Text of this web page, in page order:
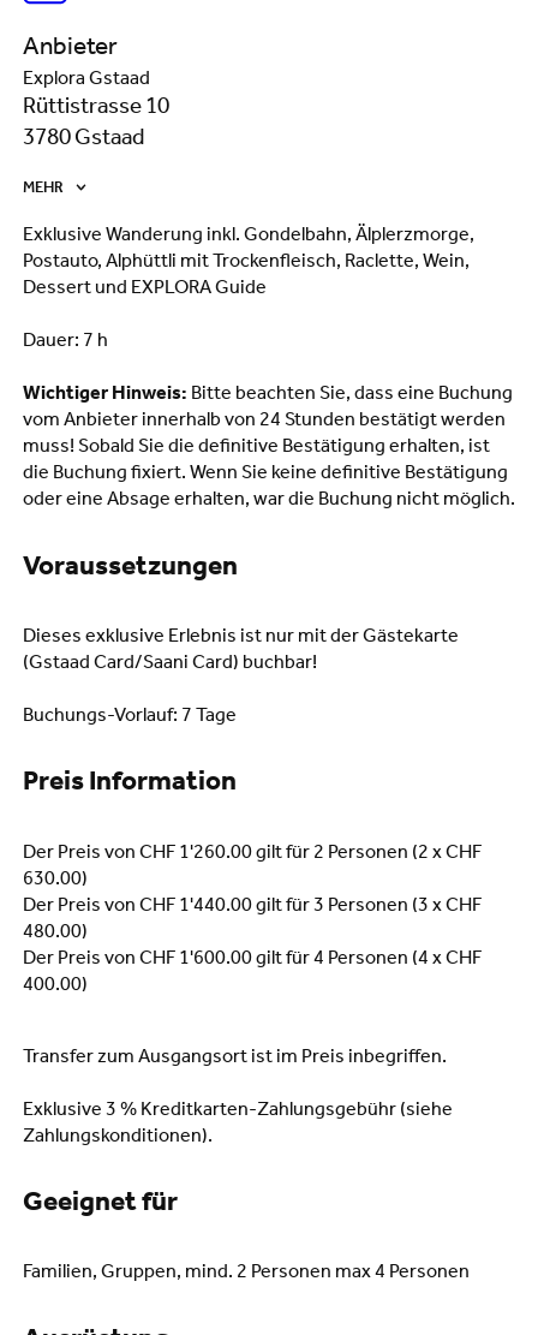
Exklusive Wanderung inkl. Gondelbahn, Älplerzmorge,
Postauto, Alphüttli mit Trockenfleisch, Raclette, Wein,
Dessert und EXPLORA Guide
Dauer: 7 h
Wichtiger Hinweis: Bitte beachten Sie, dass eine Buchung
vom Anbieter innerhalb von 24 Stunden bestätigt werden
muss! Sobald Sie die definitive Bestätigung erhalten, ist
die Buchung fixiert. Wenn Sie keine definitive Bestätigung
oder eine Absage erhalten, war die Buchung nicht möglich.
Voraussetzungen
Dieses exklusive Erlebnis ist nur mit der Gästekarte
(Gstaad Card/Saani Card) buchbar!
Buchungs-Vorlauf: 7 Tage
Preis Information
Der Preis von CHF 1'260.00 gilt für 2 Personen (2 x CHF
630.00)
Der Preis von CHF 1'440.00 gilt für 3 Personen (3 x CHF
480.00)
Der Preis von CHF 1'600.00 gilt für 4 Personen (4 x CHF
400.00)
Transfer zum Ausgangsort ist im Preis inbegriffen.
Exklusive 3 % Kreditkarten-Zahlungsgebühr (siehe
Zahlungskonditionen).
Geeignet für
Familien, Gruppen, mind. 2 Personen max 4 Personen
Anbieter
Explora Gstaad
Rüttistrasse 10
3780 Gstaad
MEHR